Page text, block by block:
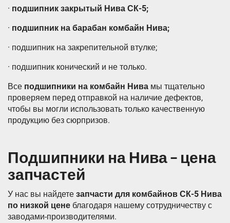
· подшипник закрытый Нива СК-5;
· подшипник на барабан комбайн Нива;
· подшипник на закрепительной втулке;
· подшипник конический и не только.
Все подшипники на комбайн Нива мы тщательно
проверяем перед отправкой на наличие дефектов,
чтобы вы могли использовать только качественную
продукцию без сюрпризов.
Подшипники на Нива – цена
запчастей
У нас вы найдете запчасти для комбайнов СК-5 Нива
по низкой цене благодаря нашему сотрудничеству с
заводами-производителями.